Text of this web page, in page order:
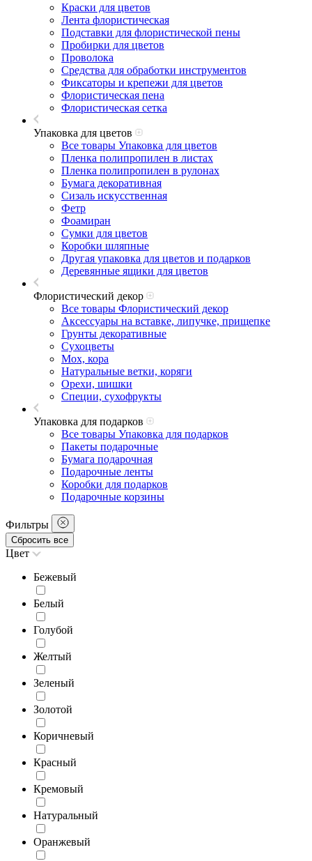
Краски для цветов
Лента флористическая
Подставки для флористической пены
Пробирки для цветов
Проволока
Средства для обработки инструментов
Фиксаторы и крепежи для цветов
Флористическая пена
Флористическая сетка
Упаковка для цветов
Все товары Упаковка для цветов
Пленка полипропилен в листах
Пленка полипропилен в рулонах
Бумага декоративная
Сизаль искусственная
Фетр
Фоамиран
Сумки для цветов
Коробки шляпные
Другая упаковка для цветов и подарков
Деревянные ящики для цветов
Флористический декор
Все товары Флористический декор
Аксессуары на вставке, липучке, прищепке
Грунты декоративные
Сухоцветы
Мох, кора
Натуральные ветки, коряги
Орехи, шишки
Специи, сухофрукты
Упаковка для подарков
Все товары Упаковка для подарков
Пакеты подарочные
Бумага подарочная
Подарочные ленты
Коробки для подарков
Подарочные корзины
Фильтры
Сбросить все
Цвет
Бежевый
Белый
Голубой
Желтый
Зеленый
Золотой
Коричневый
Красный
Кремовый
Натуральный
Оранжевый